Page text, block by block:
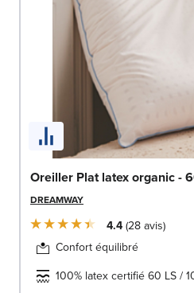
Oreiller Plat latex organic -
DREAMWAY
4.4 28avis
Confort équilibré
100% latex certifié 60 LS /